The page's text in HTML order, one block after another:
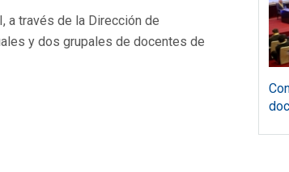
a través de la Dirección de
y dos grupales de docentes de